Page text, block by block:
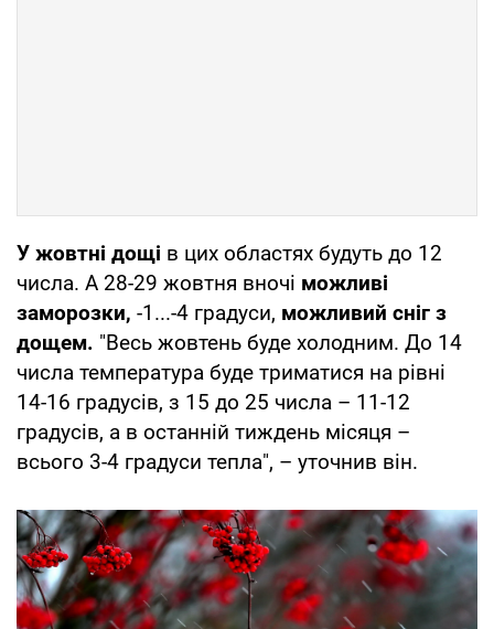
У жовтні дощі в цих областях будуть до 12
числа. А 28-29 жовтня вночі можливі
заморозки, -1...-4 градуси, можливий сніг з
дощем. "Весь жовтень буде холодним. До 14
числа температура буде триматися на рівні
14-16 градусів, з 15 до 25 числа – 11-12
градусів, а в останній тиждень місяця –
всього 3-4 градуси тепла", – уточнив він.